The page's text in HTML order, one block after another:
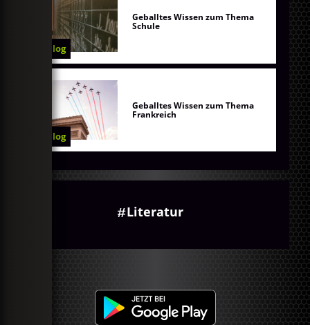
Blog
Geballtes Wissen zum Thema
Schule
Blog
Geballtes Wissen zum Thema
Frankreich
Literatur